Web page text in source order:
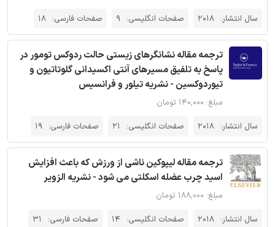
سال انتشار: 2018 صفحات انگلیسی: 9 صفحات فارسی: 18
ترجمه مقاله نشانگرهای زیستی حالت ردوکس تومور در
پاسخ به تلفیق مسیرهای آنتی اکسیدانی گلوتاتیون و
تیوردوکسین - نشریه تیلور و فرانسیس
مبلغ: ۱۴۰,۰۰۰ تومان
سال انتشار: 2018 صفحات انگلیسی: 21 صفحات فارسی: 19
ترجمه مقاله لیپوکین ناشی از ورزش که باعث افزایش
اسید چرب عضله اسکلتی می شود - نشریه الزویر
مبلغ: ۱۸۸,۰۰۰ تومان
سال انتشار: 2018 صفحات انگلیسی: 14 صفحات فارسی: 31